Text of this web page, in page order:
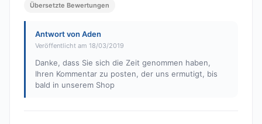
Übersetzte Bewertungen
Antwort von Aden
Veröffentlicht am 18/03/2019
Danke, dass Sie sich die Zeit genommen haben,
Ihren Kommentar zu posten, der uns ermutigt, bis
bald in unserem Shop